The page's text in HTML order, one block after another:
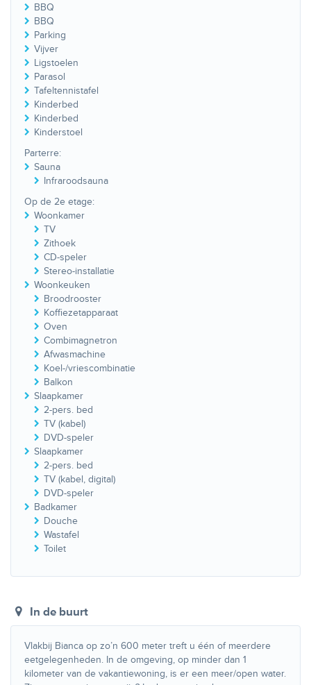
BBQ
BBQ
Parking
Vijver
Ligstoelen
Parasol
Tafeltennistafel
Kinderbed
Kinderbed
Kinderstoel
Parterre:
Sauna
Infraroodsauna
Op de 2e etage:
Woonkamer
TV
Zithoek
CD-speler
Stereo-installatie
Woonkeuken
Broodrooster
Koffiezetapparaat
Oven
Combimagnetron
Afwasmachine
Koel-/vriescombinatie
Balkon
Slaapkamer
2-pers. bed
TV (kabel)
DVD-speler
Slaapkamer
2-pers. bed
TV (kabel, digital)
DVD-speler
Badkamer
Douche
Wastafel
Toilet
In de buurt
Vlakbij Bianca op zo’n 600 meter treft u één of meerdere
eetgelegenheden. In de omgeving, op minder dan 1
kilometer van de vakantiewoning, is er een meer/open water.